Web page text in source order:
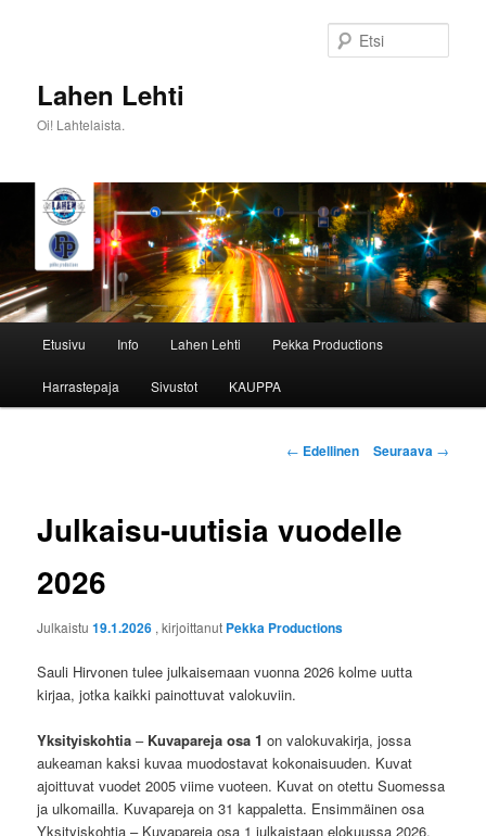
Lahen Lehti
Oi! Lahtelaista.
Etusivu Info Lahen Lehti Pekka Productions
Harrastepaja Sivustot KAUPPA
Artikkelien
← Edellinen Seuraava →
Julkaisu-uutisia vuodelle
2026
Julkaistu19.1.2026 , kirjoittanut Pekka Productions
Sauli Hirvonen tulee julkaisemaan vuonna 2026 kolme uutta
kirjaa, jotka kaikki painottuvat valokuviin.
Yksityiskohtia– Kuvapareja osa 1 on valokuvakirja, jossa
aukeaman kaksi kuvaa muodostavat kokonaisuuden. Kuvat
ajoittuvat vuodet 2005 viime vuoteen. Kuvat on otettu Suomessa
ja ulkomailla. Kuvapareja on 31 kappaletta. Ensimmäinen osa
Yksityiskohtia – Kuvapareja osa 1 julkaistaan elokuussa 2026.